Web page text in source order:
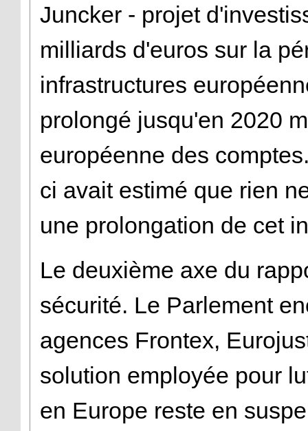
Juncker - projet
milliards d'euros sur la
infrastructures
prolongé jusqu'en 2020
européenne des
ci avait estimé que rien
une prolongation de cet
Le deuxième axe du
sécurité. Le Parlement
agences Frontex,
solution employée pour
en Europe reste en